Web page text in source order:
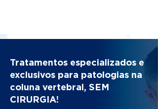
Tratamentos especializados e
exclusivos para patologias na
coluna vertebral, SEM
CIRURGIA!